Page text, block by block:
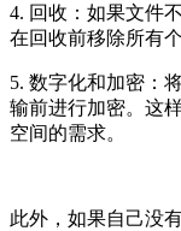
4. 回收：如果文件
在回收前移除所有
5. 数字化和加密：
输前进行加密。这
空间的需求。
此外，如果自己没